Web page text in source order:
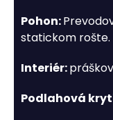
Pohon:
statickom rošte.
Interiér:
Podlahová